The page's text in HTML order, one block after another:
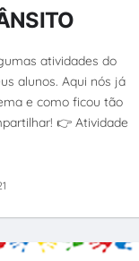
atividades do
alunos. Aqui nós já
e como ficou tão
👉 Atividade